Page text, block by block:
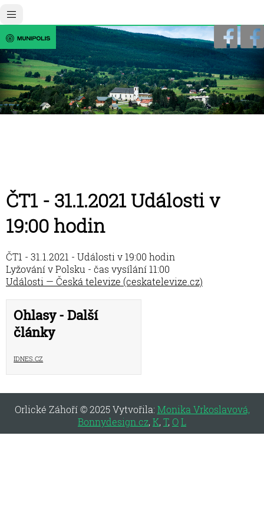
Ohlasy - Další
články
iDNES.cz
ČT1 - 31.1.2021 Události v
19:00 hodin
ČT1 - 31.1.2021 - Události v 19:00 hodin
Lyžování v Polsku - čas vysílání 11:00
Události — Česká televize (ceskatelevize.cz)
Orlické Záhoří © 2025 Vytvořila: Monika Vrkoslavová,
Bonnydesign.cz,K,T, OL